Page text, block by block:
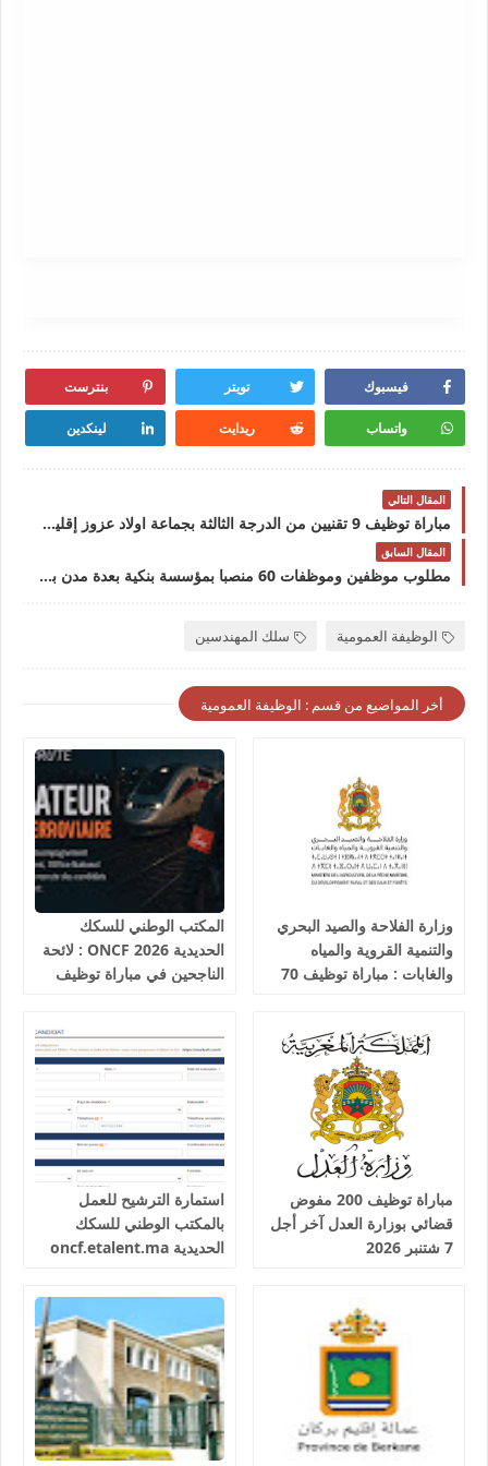
فيسبوك تويتر بنترست
واتساب ريدايت لينكدين
المقال التالي
مباراة توظيف 9 تقنيين من الدرجة الثالثة بجماعة اولاد عزوز إقليم النواصر آخر أجل 6 فبراير 2023
المقال السابق
مطلوب موظفين وموظفات 60 منصبا بمؤسسة بنكية بعدة مدن براتب 3200 درهم شهريامطلوب موظفين و موظفات 60 منصبا بمؤسسة بنكية بعدة مدن براتب 3200 درهم شهريا
الوظيفة العمومية سلك المهندسين
أخر المواضيع من قسم : الوظيفة العمومية
وزارة الفلاحة والصيد البحري
والتنمية القروية والمياه
والغابات : مباراة توظيف 70
المكتب الوطني للسكك
الحديدية 2026 ONCF : لائحة
الناجحين في مباراة توظيف
مباراة توظيف 200 مفوض
قضائي بوزارة العدل آخر أجل
7 شتنبر 2026
استمارة الترشيح للعمل
بالمكتب الوطني للسكك
الحديدية oncf.etalent.ma